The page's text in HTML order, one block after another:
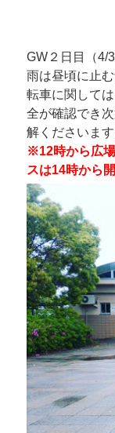
GW２日目（4/
雨は昼頃に止
転車に関して
全が確認でき
解くださいま
※12時から広
スは14時から開